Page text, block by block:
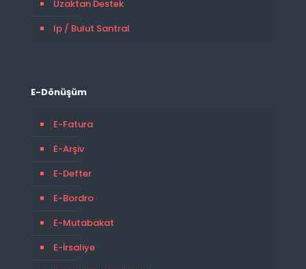
Uzaktan Destek
Ip / Bulut Santral
E-Dönüşüm
E-Fatura
E-Arşiv
E-Defter
E-Bordro
E-Mutabakat
E-İrsaliye